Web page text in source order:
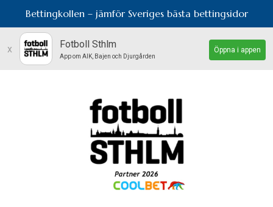
Bettingkollen – jämför Sveriges bästa bettingsidor
x Fotboll Sthlm
App om AIK, Bajen och Djurgården
Öppna i appen